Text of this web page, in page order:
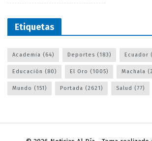
Etiquetas
Academia (64) Deportes (183) Ecuador
Educación (80) El Oro (1005) Machala
Mundo (151) Portada (2621) Salud (77)